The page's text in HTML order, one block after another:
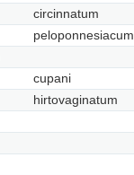
circinnatum
peloponnesiacum
cupani
hirtovaginatum